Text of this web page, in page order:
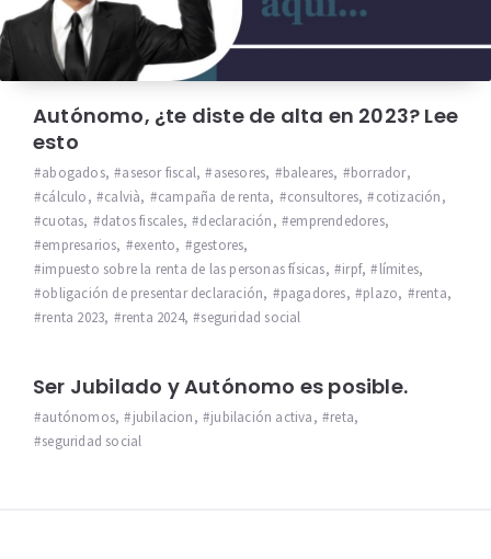
Autónomo, ¿te diste de alta en 2023? Lee
esto
abogados, asesor fiscal, asesores, baleares, borrador,
cálculo, calvià, campaña de renta, consultores, cotización,
cuotas, datos fiscales, declaración, emprendedores,
empresarios, exento, gestores,
impuesto sobre la renta de las personas físicas, irpf, límites,
obligación de presentar declaración, pagadores, plazo, renta,
renta 2023, renta 2024, seguridad social
Ser Jubilado y Autónomo es posible.
autónomos, jubilacion, jubilación activa, reta,
seguridad social